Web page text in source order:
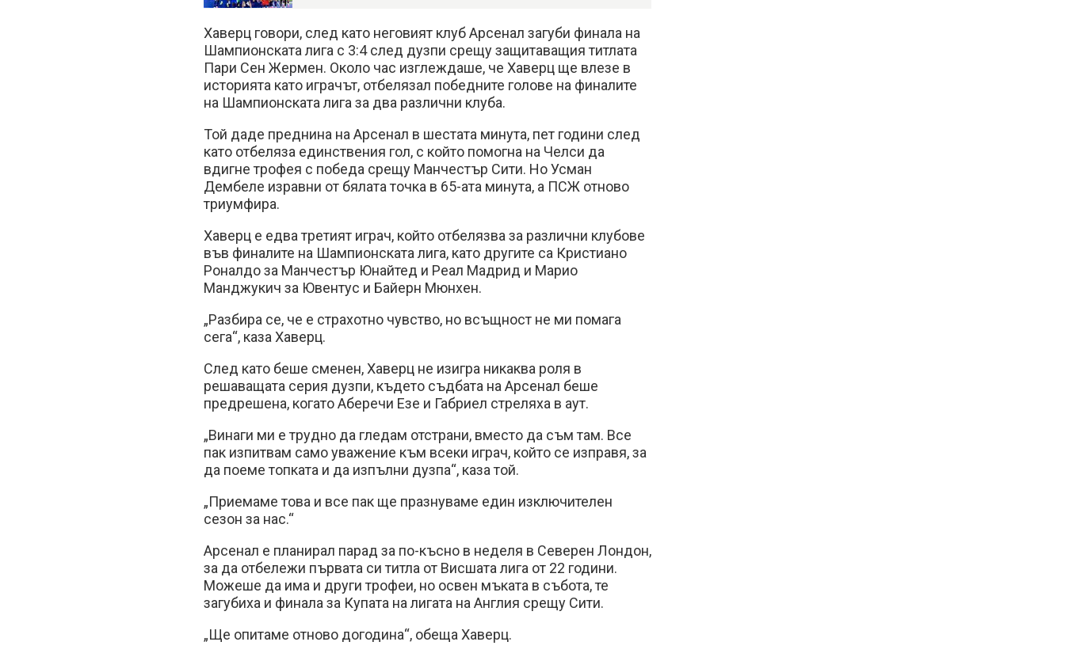
Хаверц говори, след като неговият клуб Арсенал загуби финала на
Шампионската лига с 3:4 след дузпи срещу защитаващия титлата
Пари Сен Жермен. Около час изглеждаше, че Хаверц ще влезе в
историята като играчът, отбелязал победните голове на финалите
на Шампионската лига за два различни клуба.
Той даде преднина на Арсенал в шестата минута, пет години след
като отбеляза единствения гол, с който помогна на Челси да
вдигне трофея с победа срещу Манчестър Сити. Но Усман
Дембеле изравни от бялата точка в 65-ата минута, а ПСЖ отново
триумфира.
Хаверц е едва третият играч, който отбелязва за различни клубове
във финалите на Шампионската лига, като другите са Кристиано
Роналдо за Манчестър Юнайтед и Реал Мадрид и Марио
Манджукич за Ювентус и Байерн Мюнхен.
„Разбира се, че е страхотно чувство, но всъщност не ми помага
сега“, каза Хаверц.
След като беше сменен, Хаверц не изигра никаква роля в
решаващата серия дузпи, където съдбата на Арсенал беше
предрешена, когато Аберечи Езе и Габриел стреляха в аут.
„Винаги ми е трудно да гледам отстрани, вместо да съм там. Все
пак изпитвам само уважение към всеки играч, който се изправя, за
да поеме топката и да изпълни дузпа“, каза той.
„Приемаме това и все пак ще празнуваме един изключителен
сезон за нас.“
Арсенал е планирал парад за по-късно в неделя в Северен Лондон,
за да отбележи първата си титла от Висшата лига от 22 години.
Можеше да има и други трофеи, но освен мъката в събота, те
загубиха и финала за Купата на лигата на Англия срещу Сити.
„Ще опитаме отново догодина“, обеща Хаверц.